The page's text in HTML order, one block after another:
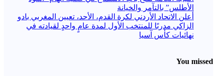
الأطلس” بالتآمر والخيانة
أعلن الاتحاد الأردني لكرة القدم، الأحد، تعيين المغربي بادو
الزاكي مدربًا للمنتخب الأول لمدة عامٍ واحدٍ لقيادته ​في
نهائيات كأس آسيا
You missed